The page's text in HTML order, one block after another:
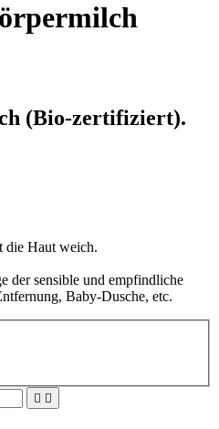
(Bio-zertifiziert).
die Haut weich.
der sensible und empfindliche
Baby-Dusche, etc.
 